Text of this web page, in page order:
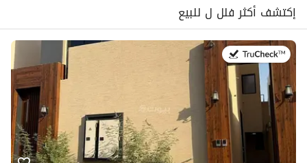
إكتشف أكثر فلل ل للبيع
في:9 يوليو 2026